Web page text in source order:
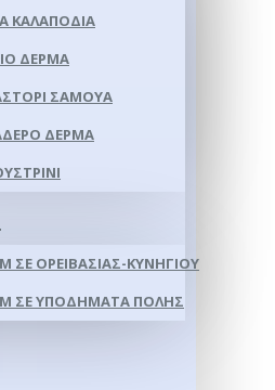
ΚΑΛΑΠΌΔΙΑ
ΔΈΡΜΑ
ΣΑΜΟΎΑ
ΔΈΡΜΑ
ΣΕ ΟΡΕΙΒΑΣΊΑΣ-ΚΥΝΗΓΊΟΥ
ΣΕ ΥΠΟΔΉΜΑΤΑ ΠΌΛΗΣ